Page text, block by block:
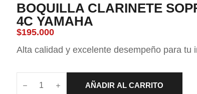
BOQUILLA CLARINETE
4C YAMAHA
$195.000
Alta calidad y excelente desempeño para tu
AÑADIR AL CARRITO